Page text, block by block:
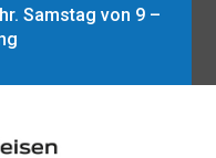
Samstag von 9 –